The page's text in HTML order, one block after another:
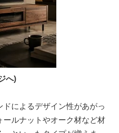
へ)
によるデザイン性があがっ
ールナットやオーク材など材